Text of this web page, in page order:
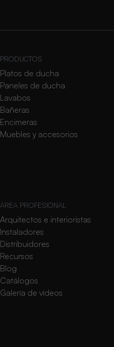
PRODUCTOS
Platos de ducha
Paneles de ducha
Lavabos
Bañeras
Encimeras
Muebles y accesorios
ÁREA PROFESIONAL
Arquitectos e interioristas
Instaladores
Distribuidores
Recursos
Blog
Catálogos
Galería de vídeos